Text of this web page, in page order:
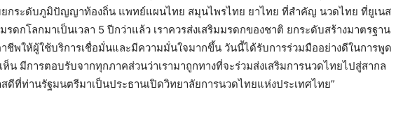
ยกระดับภูมิปัญญาท้องถิ่น แพทย์แผนไทย สมุนไพรไทย ยาไทย ที่สำคัญ นวดไทย ที่ยูเนส
รดกโลกมาเป็นเวลา 5 ปีกว่าแล้ว เราควรส่งเสริมมรดกของชาติ ยกระดับสร้างมาตรฐาน
พให้ผู้ใช้บริการเชื่อมั่นและมีความมั่นใจมากขึ้น วันนี้ได้รับการร่วมมืออย่างดีในการพูด
น มีการตอบรับจากทุกภาคส่วนว่าเรามาถูกทางที่จะร่วมส่งเสริมการนวดไทยไปสู่สากล
ดีที่ท่านรัฐมนตรีมาเป็นประธานเปิดวิทยาลัยการนวดไทยแห่งประเทศไทย”